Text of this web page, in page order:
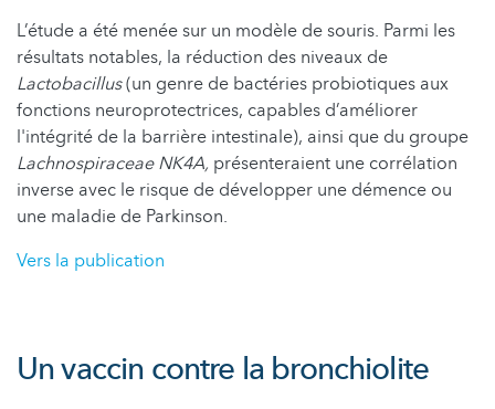
L’étude a été menée sur un modèle de souris. Parmi les
résultats notables, la réduction des niveaux de
Lactobacillus(un genre de bactéries probiotiques aux
fonctions neuroprotectrices, capables d’améliorer
l'intégrité de la barrière intestinale), ainsi que du groupe
Lachnospiraceae NK4A, présenteraient une corrélation
inverse avec le risque de développer une démence ou
une maladie de Parkinson.
Vers la publication
Un vaccin contre la bronchiolite